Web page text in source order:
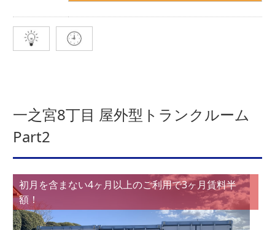
一之宮8丁目 屋外型トランクルーム
Part2
初月を含まない4ヶ月以上のご利用で3ヶ月賃料半
額！